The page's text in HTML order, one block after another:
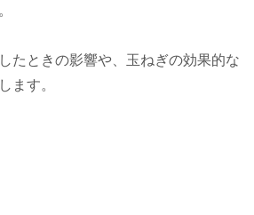
たときの影響や、玉ねぎの効果的な
ます。